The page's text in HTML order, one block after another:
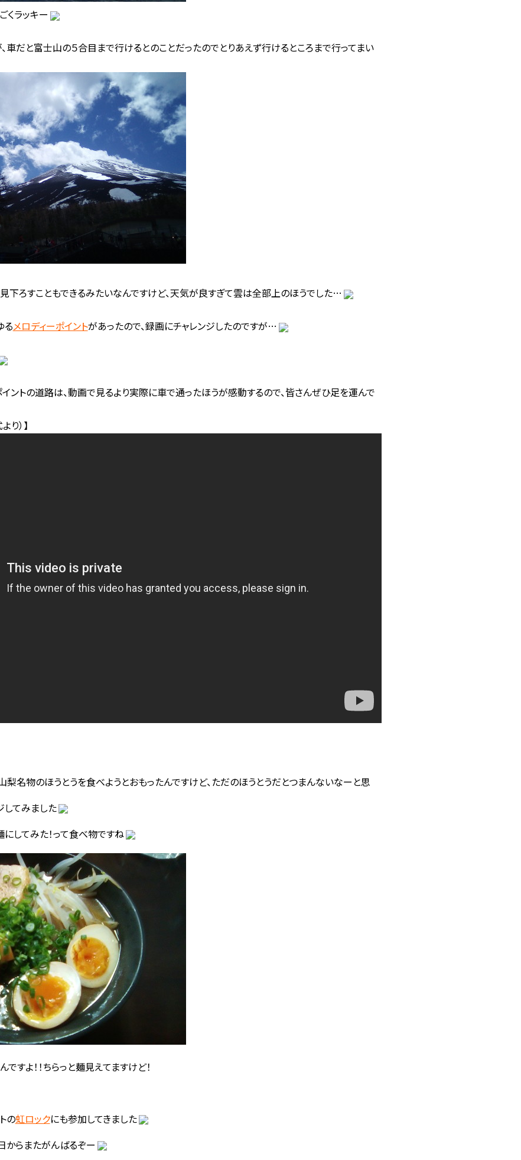
くラッキー
車だと富士山の５合目まで行けるとのことだったのでとりあえず行けるところまで行ってまい
下ろすこともできるみたいなんですけど、天気が良すぎて雲は全部上のほうでした…
るメロディーポイントがあったので、録画にチャレンジしたのですが…
ントの道路は、動画で見るより実際に車で通ったほうが感動するので、皆さんぜひ足を運んで
り）】
梨名物のほうとうを食べようとおもったんですけど、ただのほうとうだとつまんないなーと思
してみました
してみた！って食べ物ですね
すよ！！ちらっと麺見えてますけど！
の虹ロックにも参加してきました
からまたがんばるぞー